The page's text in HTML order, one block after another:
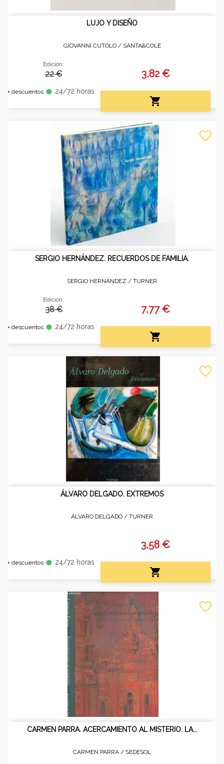
LUJO Y DISEÑO
GIOVANNI CUTOLO / SANTA&COLE
Edición:
22 €
+ descuentos fiber_manual_record 24/72 horas
3,82 €

SERGIO HERNÁNDEZ. RECUERDOS DE FAMILIA.
SERGIO HERNÁNDEZ / TURNER
Edición:
38 €
+ descuentos fiber_manual_record 24/72 horas
7,77 €

favorite_border
ÁLVARO DELGADO. EXTREMOS
ÁLVARO DELGADO / TURNER
+ descuentos fiber_manual_record 24/72 horas
3,58 €

favorite_border
CARMEN PARRA. ACERCAMIENTO AL MISTERIO. LA...
CARMEN PARRA / SEDESOL
favorite_border